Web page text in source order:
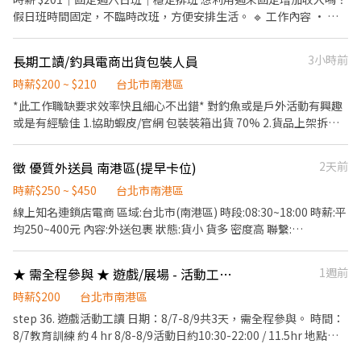
1-3間門市排班 (多數區域為2間以內) 4. 須配合蝦皮店到店工作內容
區塊時段 彈性好排！ 早班時薪 - 07:00-12:00、07:30-12:30、
08:00-13:00、08:30-13:30 晚班時薪 - 17:30-21:30、18:00-
22:00、18:30-22:30、17:30-22:30、17:30-23:30 (排班2-5小時) ▶️
若包裹多,會加班0.5到1小時 ▶️實際排班時數依主管安排 📍【上班地
點】南港區門市群（智取店） 南港忠孝 - 智取店｜南港區忠孝東路
七段584號1樓 南港新民 - 智取店｜南港區新民街15號1樓 南港中研
- 智取店｜南港區研究院路二段12巷58弄21號1樓 南港舊莊 - 智取店
｜南港區舊莊街一段93號1樓 南港東明 - 智取店｜南港區東明街15
號1樓 南港富康 - 智取店｜南港區富康街49巷2號1樓 南港高工 - 智
取店｜南港區興中路12巷1號1樓 南港重陽 - 智取店｜南港區重陽路
125巷22號1樓 南港陽松 - 智取店｜南港區重陽路486號1樓 南港玉
成 - 智取店｜南港區昆陽街9號1樓 南港九如 - 智取店｜南港區研究
院路二段184之2號1樓 南港經貿 - 智取店｜南港區經貿二路157巷
36弄88號1樓 - ⭐【福利】：三節禮品或禮金、結婚生育禮金、喪儀
慰問金(到職滿一個月即可享有)、另外教育訓練、實習皆有支薪且享
勞健團保完整保障 📩 加入蝦皮小隊! 立即私訊我們「智取門市應
徵」✨ ✨+好友@542fghzx【截圖應徵職缺+姓名+電話】 ✨+好友連
假日班時間固定，不臨時改班，方便安排生活。 🔹 工作內容 • 收
定週末工讀 ✔ 可長期配合者 👉 本職缺重視出勤穩定度，請確認可
固定配合再投遞。
長期工讀/釣具電商出貨包裝人員
3小時前
時薪$200 ~ $210
台北市南港區
*此工作職缺要求效率快且細心不出錯* 對釣魚或是戶外活動有興趣
或是有經驗佳 1.協助蝦皮/官網 包裝裝箱出貨 70% 2.貨品上架拆箱
每日休息時間︰午休一小時 休息有無計薪供餐：無 環境冷氣舒適，
需要細心且動作快的您，同事皆是八年級生好相處，講求團隊合
作，好的工作環境能更發揮效率、細心且確實，辦公室有養一隻可
愛的小狗，時常會有點心飲料零食櫃可以跟我們一起享用！
徵 優質外送員 南港區(提早卡位)
2天前
時薪$250 ~ $450
台北市南港區
線上知名連鎖店電商 區域:台北市(南港區) 時段:08:30~18:00 時薪:平
均250~400元 內容:外送包裹 狀態:貨小 貨多 密度高 聯繫:
★ 需全程參與 ★ 遊戲/展場 - 活動工讀 ★
1週前
時薪$200
台北市南港區
step 36. 遊戲活動工讀 日期：8/7-8/9共3天，需全程參與。 時間：
8/7教育訓練 約 4 hr 8/8-8/9活動日約10:30-22:00 / 11.5hr 地點：